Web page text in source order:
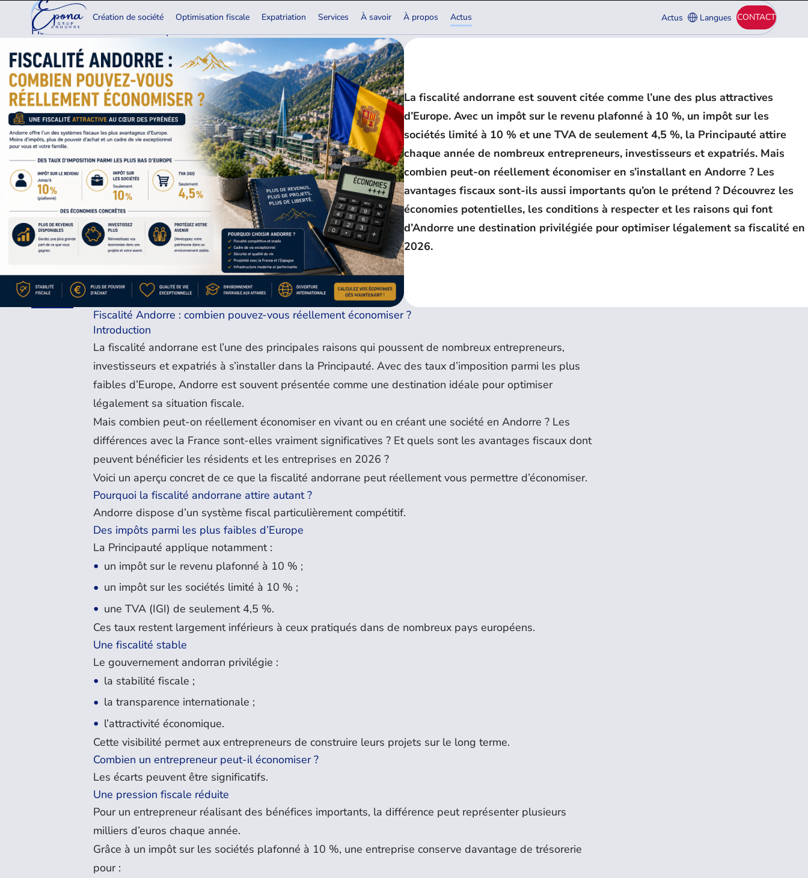
Création de société Optimisation fiscale Expatriation Services À savoir À propos Actus Actus Langues CONTACT
15.06.2026
Fiscalité Andorre : combien pouvez-vous réellement économiser ?
La fiscalité andorrane est souvent citée comme l’une des plus attractives
d’Europe. Avec un impôt sur le revenu plafonné à 10 %, un impôt sur les
sociétés limité à 10 % et une TVA de seulement 4,5 %, la Principauté attire
chaque année de nombreux entrepreneurs, investisseurs et expatriés. Mais
combien peut-on réellement économiser en s’installant en Andorre ? Les
avantages fiscaux sont-ils aussi importants qu’on le prétend ? Découvrez les
économies potentielles, les conditions à respecter et les raisons qui font
d’Andorre une destination privilégiée pour optimiser légalement sa fiscalité en
2026.
Fiscalité Andorre : combien pouvez-vous réellement économiser ?
Introduction
La fiscalité andorrane est l’une des principales raisons qui poussent de nombreux entrepreneurs,
investisseurs et expatriés à s’installer dans la Principauté. Avec des taux d’imposition parmi les plus
faibles d’Europe, Andorre est souvent présentée comme une destination idéale pour optimiser
légalement sa situation fiscale.
Mais combien peut-on réellement économiser en vivant ou en créant une société en Andorre ? Les
différences avec la France sont-elles vraiment significatives ? Et quels sont les avantages fiscaux dont
peuvent bénéficier les résidents et les entreprises en 2026 ?
Voici un aperçu concret de ce que la fiscalité andorrane peut réellement vous permettre d’économiser.
Pourquoi la fiscalité andorrane attire autant ?
Andorre dispose d’un système fiscal particulièrement compétitif.
Des impôts parmi les plus faibles d’Europe
La Principauté applique notamment :
un impôt sur le revenu plafonné à 10 % ;
un impôt sur les sociétés limité à 10 % ;
une TVA (IGI) de seulement 4,5 %.
Ces taux restent largement inférieurs à ceux pratiqués dans de nombreux pays européens.
Une fiscalité stable
Le gouvernement andorran privilégie :
la stabilité fiscale ;
la transparence internationale ;
l’attractivité économique.
Cette visibilité permet aux entrepreneurs de construire leurs projets sur le long terme.
Combien un entrepreneur peut-il économiser ?
Les écarts peuvent être significatifs.
Une pression fiscale réduite
Pour un entrepreneur réalisant des bénéfices importants, la différence peut représenter plusieurs
milliers d’euros chaque année.
Grâce à un impôt sur les sociétés plafonné à 10 %, une entreprise conserve davantage de trésorerie
pour :